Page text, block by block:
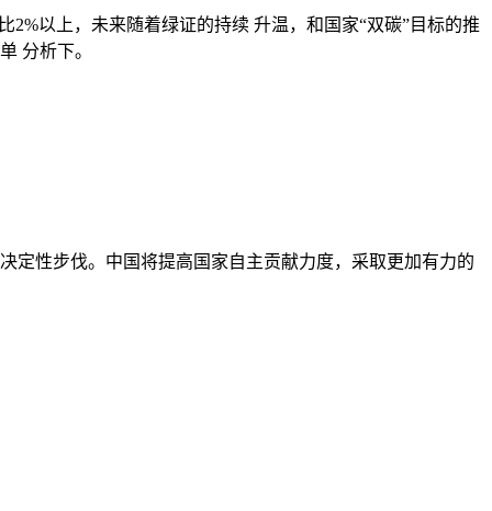
以上，未来随着绿证的持续 升温，和国家“双碳”目标的推
分析下。
定性步伐。中国将提高国家自主贡献力度，采取更加有力的